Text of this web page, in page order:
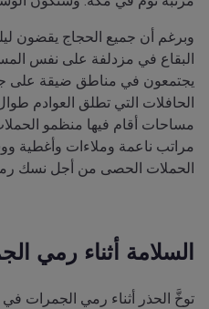
وبرغم أن جميع الحجاج يقضون
البقاع في مزدلفة على نفس
يجتمعون في مناطق ضيقة على
الحافلات التي تطلق العوادم
مساحات أقام فيها منظمو
مراتب ناعمة وملاءات وأغطية
الحملات الحصى من أجل نسك
السلامة أثناء رمي
توخَّ الحذر أثناء رمي الجمرات